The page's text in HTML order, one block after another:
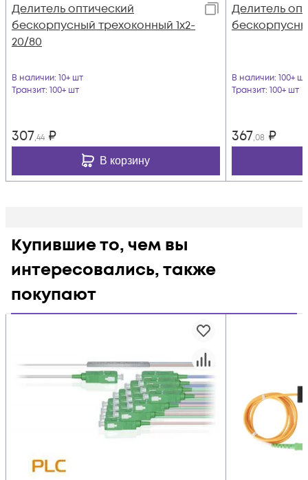
Делитель оптический
бескорпусный трехоконный 1х2-
20/80
В наличии: 10+ шт
Транзит: 100+ шт
307,44 ₽
В корзину
Делитель
В наличии: 100+ шт
Транзит: 100+ шт
367,08 ₽
Купившие то, чем вы
интересовались, также
покупают